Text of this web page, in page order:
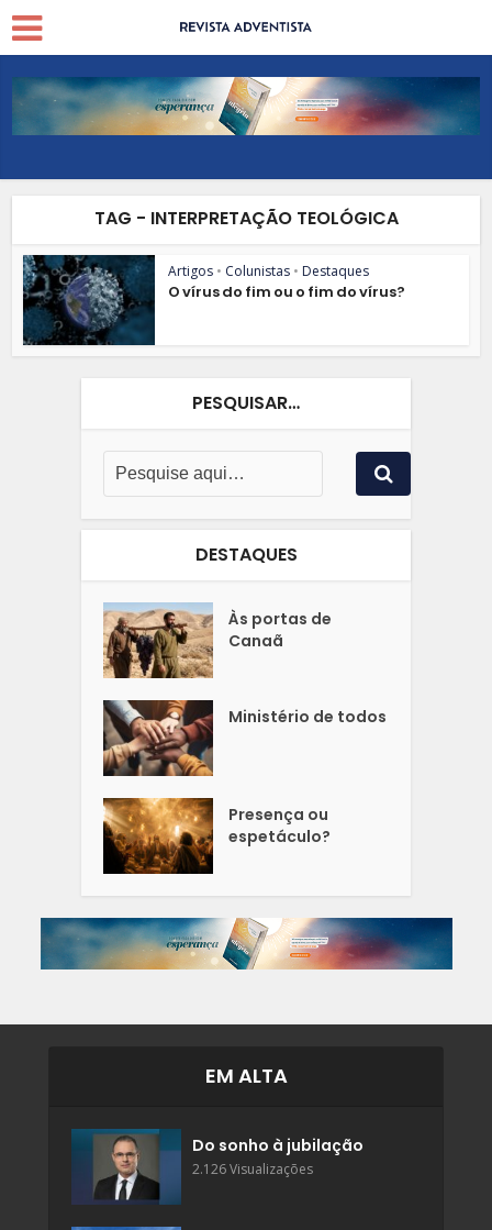
TAG - INTERPRETAÇÃO TEOLÓGICA
Artigos • Colunistas • Destaques
O vírus do fim ou o fim do vírus?
PESQUISAR…
DESTAQUES
Às portas de
Canaã
Ministério de todos
Presença ou
espetáculo?
EM ALTA
Do sonho à jubilação
2.126 Visualizações